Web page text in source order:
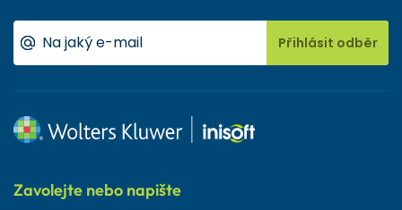
Přihlásit odběr
Zavolejte nebo napište